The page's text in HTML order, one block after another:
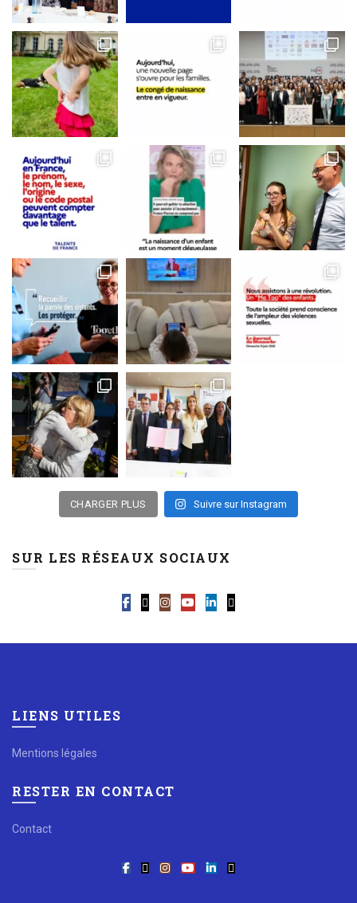
CHARGER PLUS Suivre sur Instagram
SUR LES RÉSEAUX SOCIAUX
LIENS UTILES
Mentions légales
RESTER EN CONTACT
Contact